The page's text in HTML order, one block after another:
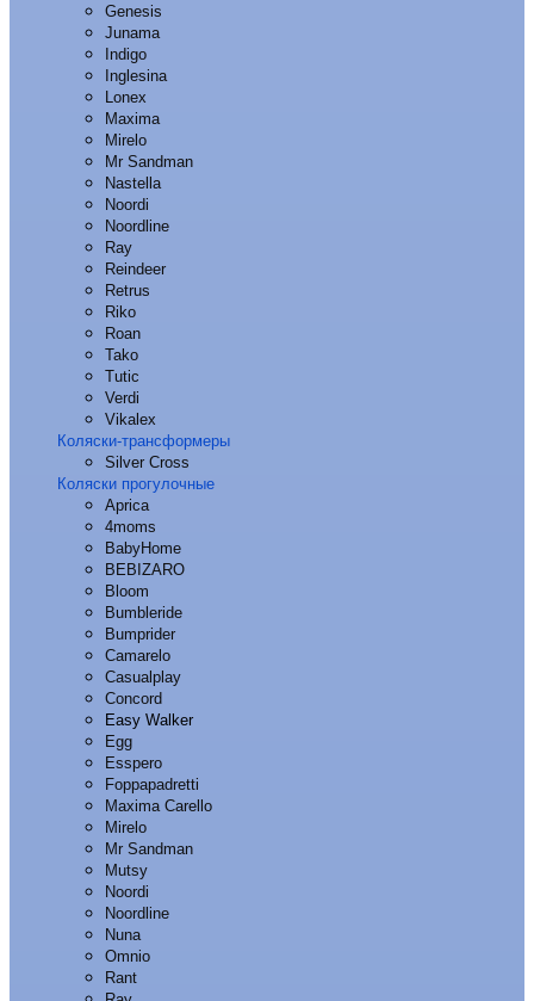
Genesis
Junama
Indigo
Inglesina
Lonex
Maxima
Mirelo
Mr Sandman
Nastella
Noordi
Noordline
Ray
Reindeer
Retrus
Riko
Roan
Tako
Tutic
Verdi
Vikalex
Коляски-трансформеры
Silver Cross
Коляски прогулочные
Aprica
4moms
BabyHome
BEBIZARO
Bloom
Bumbleride
Bumprider
Camarelo
Casualplay
Concord
Easy Walker
Egg
Esspero
Foppapadretti
Maxima Carello
Mirelo
Mr Sandman
Mutsy
Noordi
Noordline
Nuna
Omnio
Rant